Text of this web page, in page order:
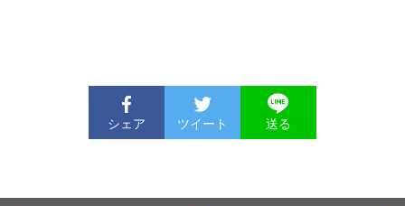
シェア ツイート 送る